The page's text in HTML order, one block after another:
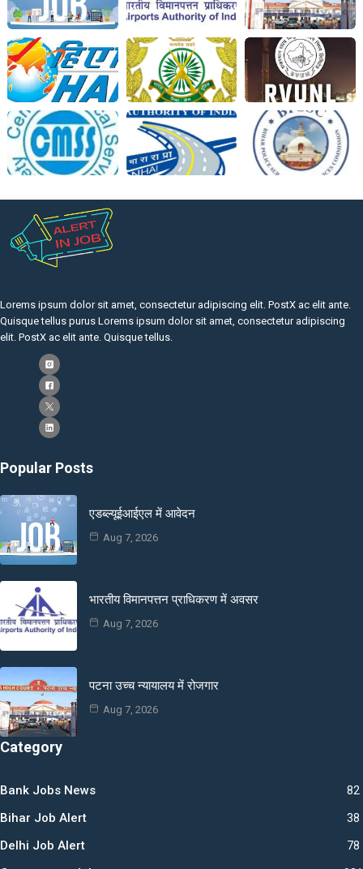
Lorems ipsum dolor sit amet, consectetur adipiscing elit. PostX ac elit ante.
Quisque tellus purus Lorems ipsum dolor sit amet, consectetur adipiscing
elit. PostX ac elit ante. Quisque tellus.
Popular Posts
एडब्ल्यूईआईएल में आवेदन
Aug 7, 2026
भारतीय विमानपत्तन प्राधिकरण में अवसर
Aug 7, 2026
पटना उच्च न्यायालय में रोजगार
Aug 7, 2026
Category
Bank Jobs News 82
Bihar Job Alert 38
Delhi Job Alert 78